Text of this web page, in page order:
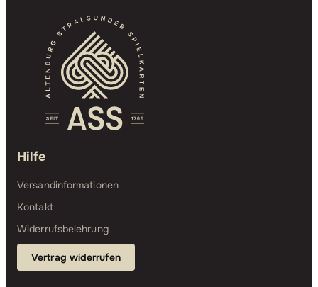
Hilfe
Versandinformationen
Kontakt
Widerrufsbelehrung
Vertrag widerrufen